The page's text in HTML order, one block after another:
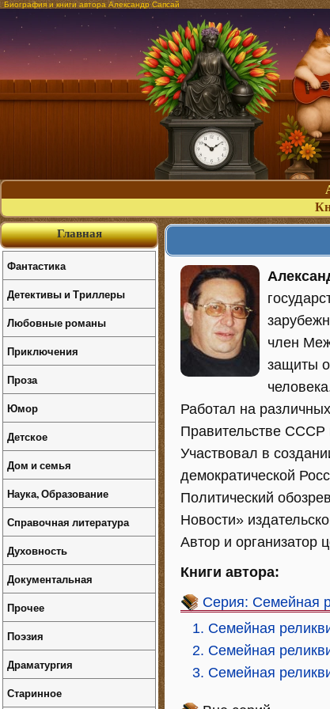
Биография и книги автора Александр Сапсай
член
защиты
Работал на
Правительстве СССР
Участвовал в
демократической
Политический
Новости»
Автор и организатор
Книги автора:
Серия: Семейная
1. Семейная
2. Семейная
3. Семейная
Главная
Фантастика
Детективы и Триллеры
Любовные романы
Приключения
Проза
Юмор
Детское
Дом и семья
Наука, Образование
Справочная литература
Духовность
Документальная
Прочее
Поэзия
Драматургия
Старинное